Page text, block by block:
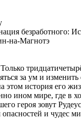
безработного:
на-Магнотэ
за ум и
этом история его
ином мире, где в
героя зовут
и чудес